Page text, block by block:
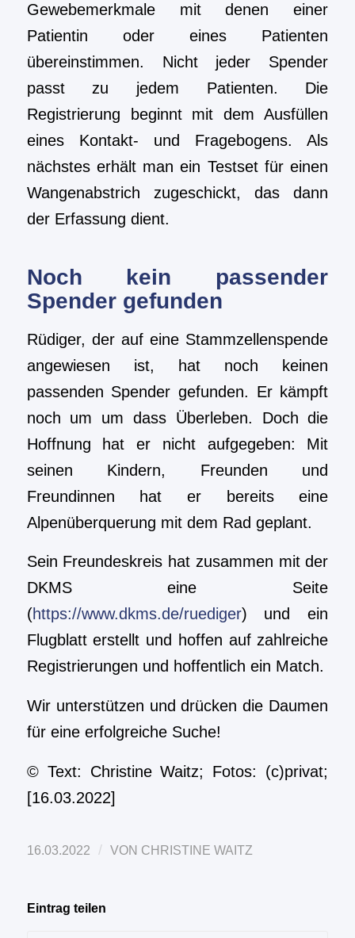
Gewebemerkmale mit denen einer
Patientin oder eines Patienten
übereinstimmen. Nicht jeder Spender
passt zu jedem Patienten. Die
Registrierung beginnt mit dem Ausfüllen
eines Kontakt- und Fragebogens. Als
nächstes erhält man ein Testset für einen
Wangenabstrich zugeschickt, das dann
der Erfassung dient.
Noch kein passender
Spender gefunden
Rüdiger, der auf eine Stammzellenspende
angewiesen ist, hat noch keinen
passenden Spender gefunden. Er kämpft
noch um um dass Überleben. Doch die
Hoffnung hat er nicht aufgegeben: Mit
seinen Kindern, Freunden und
Freundinnen hat er bereits eine
Alpenüberquerung mit dem Rad geplant.
Sein Freundeskreis hat zusammen mit der
DKMS eine Seite
(https://www.dkms.de/ruediger) und ein
Flugblatt erstellt und hoffen auf zahlreiche
Registrierungen und hoffentlich ein Match.
Wir unterstützen und drücken die Daumen
für eine erfolgreiche Suche!
© Text: Christine Waitz; Fotos: (c)privat;
[16.03.2022]
16.03.2022 / VON CHRISTINE WAITZ
Eintrag teilen